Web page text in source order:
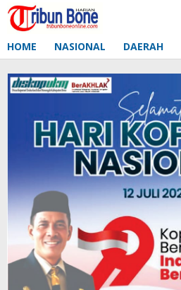
Lewati
ke
HOME NASIONAL DAERAH